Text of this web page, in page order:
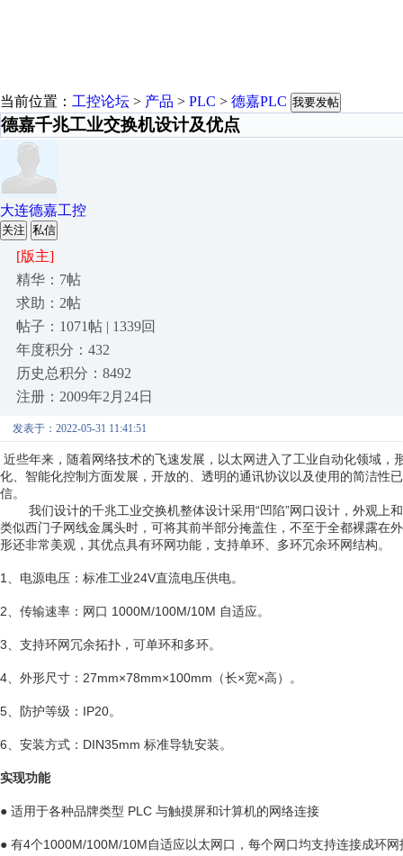
当前位置： 工控论坛 > 产品 > PLC > 德嘉PLC 我要发帖
德嘉千兆工业交换机设计及优点
大连德嘉工控
关注 私信
[版主]
精华：7帖
求助：2帖
帖子：1071帖 | 1339回
年度积分：432
历史总积分：8492
注册：2009年2月24日
发表于：2022-05-31 11:41:51
近些年来，随着网络技术的飞速发展，以太网进入了工业自动化领域
化、智能化控制方面发展，开放的、透明的通讯协议以及使用的简洁性
信。
我们设计的千兆工业交换机整体设计采用“凹陷”网口设计，外观上
类似西门子网线金属头时，可将其前半部分掩盖住，不至于全都裸露在
形还非常美观，其优点具有环网功能，支持单环、多环冗余环网结构。
1、电源电压：标准工业24V直流电压供电。
2、传输速率：网口 1000M/100M/10M 自适应。
3、支持环网冗余拓扑，可单环和多环。
4、外形尺寸：27mm×78mm×100mm（长×宽×高）。
5、防护等级：IP20。
6、安装方式：DIN35mm 标准导轨安装。
实现功能
● 适用于各种品牌类型 PLC 与触摸屏和计算机的网络连接
● 有4个1000M/100M/10M自适应以太网口，每个网口均支持连接成环网